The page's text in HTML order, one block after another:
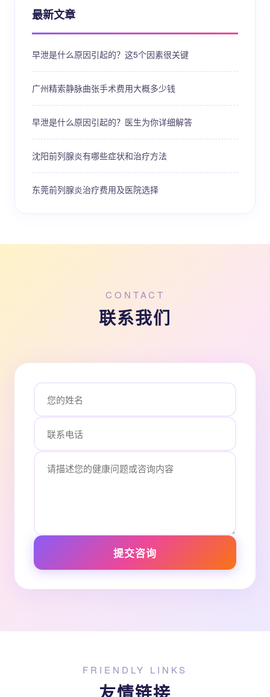
最新文章
早泄是什么原因引起的？这5个因素很关键
广州精索静脉曲张手术费用大概多少钱
早泄是什么原因引起的？医生为你详细解答
沈阳前列腺炎有哪些症状和治疗方法
东莞前列腺炎治疗费用及医院选择
CONTACT
联系我们
提交咨询
FRIENDLY LINKS